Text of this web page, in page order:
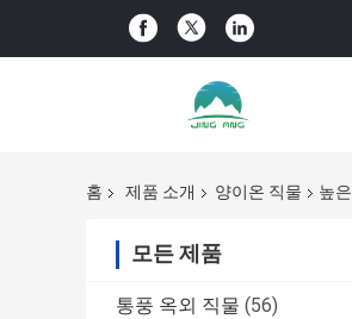
홈 제품 소개 양이온 직물 높
모든 제품
통풍 옥외 직물 (56)